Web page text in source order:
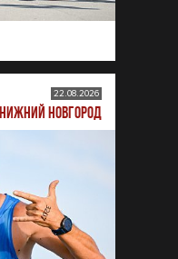
22.08.2026
НИЖНИЙ НОВГОРОД